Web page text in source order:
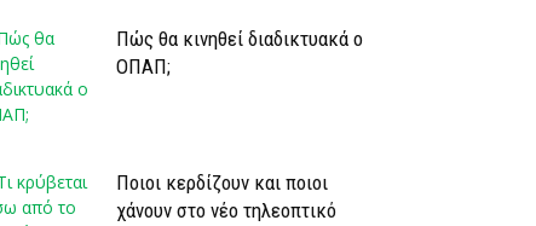
Πώς θα κινηθεί διαδικτυακά ο
ΟΠΑΠ;
Ποιοι κερδίζουν και ποιοι
χάνουν στο νέο τηλεοπτικό